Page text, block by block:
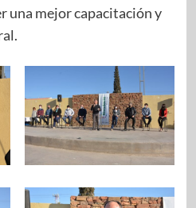
una mejor capacitación y